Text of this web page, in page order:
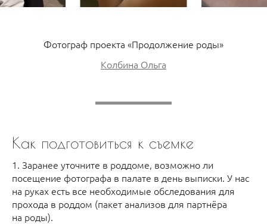
Фотограф проекта «Продолжение роды»
Колбина Ольга
Как подготовиться к съемке
1. Заранее уточните в роддоме, возможно ли
посещение фотографа в палате в день выписки. У нас
на руках есть все необходимые обследования для
прохода в роддом (пакет анализов для партнёра
на роды).